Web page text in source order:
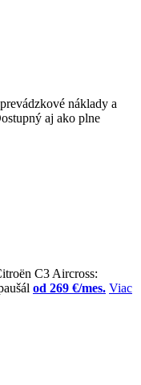
náklady a
aj ako plne
C3 Aircross:
od 269 €/mes. Viac